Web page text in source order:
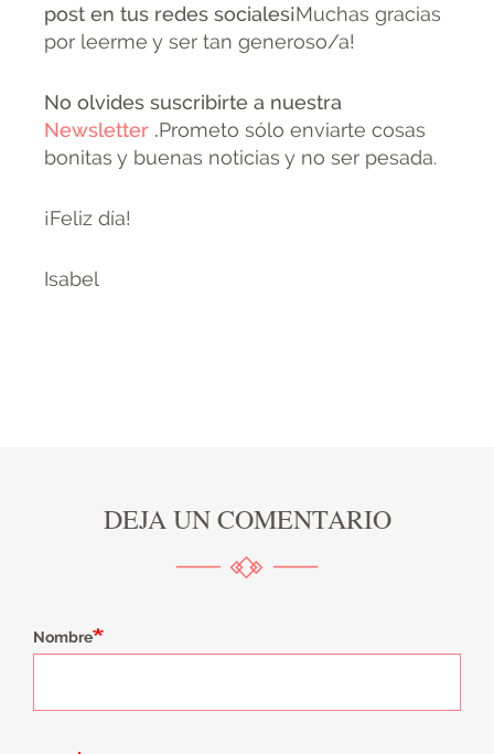
post en tus redes sociales¡Muchas gracias
por leerme y ser tan generoso/a!
No olvides suscribirte a nuestra
Newsletter .Prometo sólo enviarte cosas
bonitas y buenas noticias y no ser pesada.
¡Feliz día!
Isabel
DEJA UN COMENTARIO
Nombre